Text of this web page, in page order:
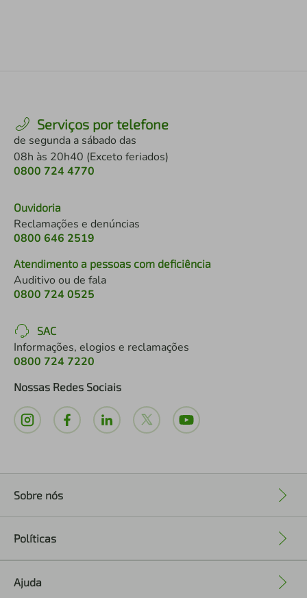
Serviços por telefone
de segunda a sábado das
08h às 20h40 (Exceto feriados)
0800 724 4770
Ouvidoria
Reclamações e denúncias
0800 646 2519
Atendimento a pessoas com deficiência
Auditivo ou de fala
0800 724 0525
SAC
Informações, elogios e reclamações
0800 724 7220
Nossas Redes Sociais
Sobre nós
Políticas
Ajuda